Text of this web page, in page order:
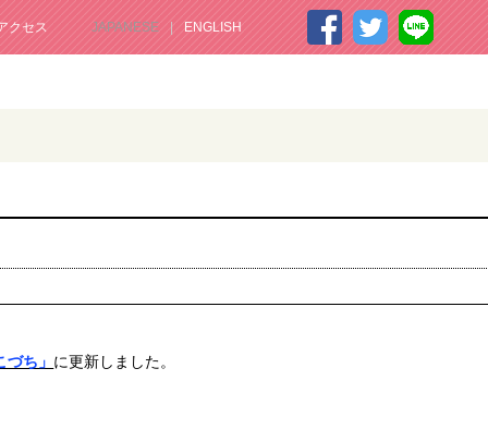
クセス JAPANESE ENGLISH
ち」 に更新しました。